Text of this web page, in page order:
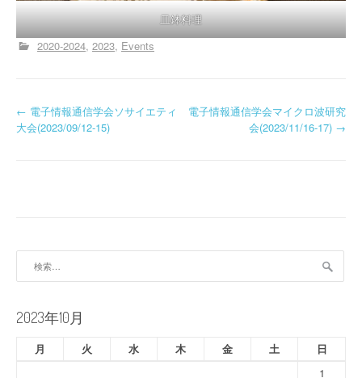
皿鉢料理
2020-2024 2023 Events
投
ー
シ
ョ
ン
← 電子情報通信学会ソサイエティ
大会(2023/09/12-15)
電子情報通信学会マイクロ波研究
会(2023/11/16-17) →
2023年10月
月 火 水 木 金 土
日
1